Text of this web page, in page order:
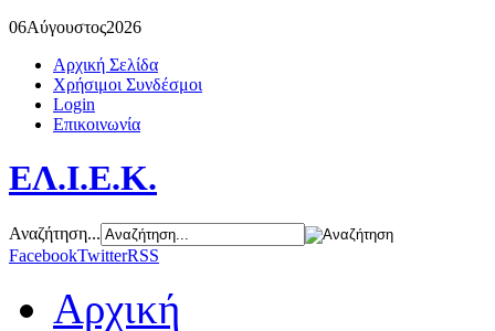
06Αύγουστος2026
Αρχική Σελίδα
Χρήσιμοι Συνδέσμοι
Login
Επικοινωνία
ΕΛ.Ι.Ε.Κ.
Αναζήτηση...
FacebookTwitterRSS
Αρχική